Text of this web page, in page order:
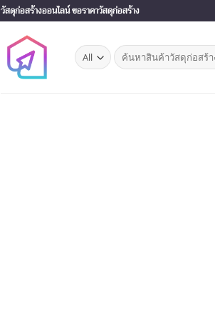
วัสดุก่อสร้างออนไลน์ ขอราคาวัสดุก่อสร้าง
Search
for: